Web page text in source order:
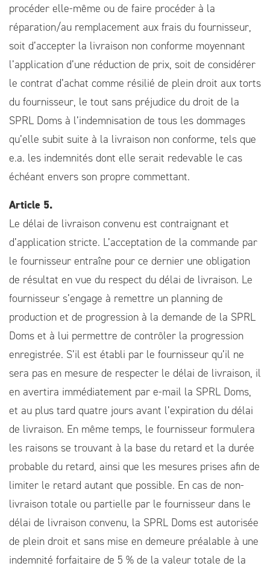
procéder elle-même ou de faire procéder à la
réparation/au remplacement aux frais du fournisseur,
soit d’accepter la livraison non conforme moyennant
l’application d’une réduction de prix, soit de considérer
le contrat d’achat comme résilié de plein droit aux torts
du fournisseur, le tout sans préjudice du droit de la
SPRL Doms à l’indemnisation de tous les dommages
qu’elle subit suite à la livraison non conforme, tels que
e.a. les indemnités dont elle serait redevable le cas
échéant envers son propre commettant.
Article 5.
Le délai de livraison convenu est contraignant et
d’application stricte. L’acceptation de la commande par
le fournisseur entraîne pour ce dernier une obligation
de résultat en vue du respect du délai de livraison. Le
fournisseur s’engage à remettre un planning de
production et de progression à la demande de la SPRL
Doms et à lui permettre de contrôler la progression
enregistrée. S’il est établi par le fournisseur qu’il ne
sera pas en mesure de respecter le délai de livraison, il
en avertira immédiatement par e-mail la SPRL Doms,
et au plus tard quatre jours avant l’expiration du délai
de livraison. En même temps, le fournisseur formulera
les raisons se trouvant à la base du retard et la durée
probable du retard, ainsi que les mesures prises afin de
limiter le retard autant que possible. En cas de non-
livraison totale ou partielle par le fournisseur dans le
délai de livraison convenu, la SPRL Doms est autorisée
de plein droit et sans mise en demeure préalable à une
indemnité forfaitaire de 5 % de la valeur totale de la